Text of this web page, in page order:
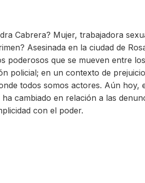
Cabrera? Mujer, trabajadora
Asesinada en la ciudad de
poderosos que se mueven entre
policial; en un contexto de
todos somos actores. Aún hoy,
cambiado en relación a las
con el poder.